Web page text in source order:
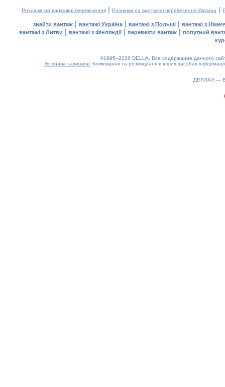
Розцінки на вантажні перевезення| Розцінки на вантажні перевезення Україна |
знайти вантаж| вантажі Україна| вантажі з Польщі| вантажі з
вантажі з Литви | вантажі з Фінляндії| перевезти вантаж | попутний
©1995–2026 DELLA. Все содержание данного
Усі права захищені. Копіювання та розміщення в інших засобах
ДЕЛЛА® —